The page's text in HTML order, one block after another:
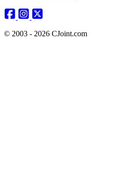
© 2003 - 2026 CJoint.com